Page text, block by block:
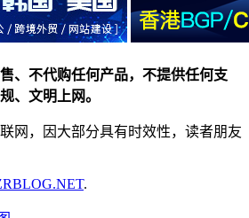
、不代购任何产品，不提供任何支
、文明上网。
网，因大部分具有时效性，读者朋友
.